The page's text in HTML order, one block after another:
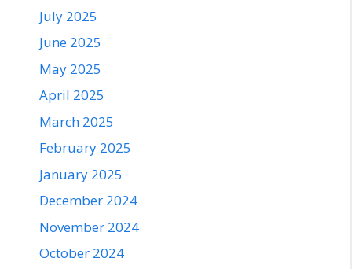
July 2025
June 2025
May 2025
April 2025
March 2025
February 2025
January 2025
December 2024
November 2024
October 2024